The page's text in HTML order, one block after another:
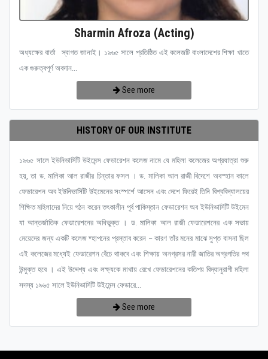
Sharmin Afroza (Acting)
অধ্যক্ষের বার্তা স্বাগত জানাই। ১৯৬৫ সালে প্রতিষ্ঠিত এই কলেজটি বাংলাদেশের শিক্ষা খাতে
এক গুরুত্বপূর্ণ অবদান...
See more
HISTORY OF OUR INSTITUTE
১৯৬৫ সালে ইউনিভার্সিটি উইমেন্স ফেডারেশন কলেজ নামে যে মহিলা কলেজের অগ্রযাত্রা শুরু
হয়, তা ড. মালিকা আল রাজীর চিন্তার ফসল । ড. মালিকা আল রাজী বিদেশে অবস্হান কালে
ফেডারেশন অব ইউনিভার্সিটি উইমেনের সংস্পর্শে আসেন এবং দেশে ফিরেই তিনি বিশ্ববিদ্যালয়ের
শিক্ষিত মহিলাদের নিয়ে গঠন করেন তৎকালীন পূর্ব পাকিস্তান ফেডারেশন অব ইউনিভার্সিটি উইমেন
যা আন্তর্জাতিক ফেডারেশনের অধিভুক্ত । ড. মালিকা আল রাজী ফেডারেশনের এক সভায়
মেয়েদের জন্য একটি কলেজ ষ্হাপনের প্রস্তাব করেন – কারণ তাঁর মনের মাঝে সুপ্ত বাসনা ছিল
এই কলেজের মধ্যেই ফেডারেশন বেঁচে থাকবে এবং শিক্ষায় অনগ্রসর নারী জাতির অগ্রগতির পথ
উন্মুক্ত হবে । এই উদ্দেশ্য এবং লক্ষ্যকে মাথায় রেখে ফেডারেশনের কতিপয় বিদ্যানুরাগী মহিলা
সদস্য ১৯৬৫ সালে ইউনিভার্সিটি উইমেন্স ফেডারে...
See more